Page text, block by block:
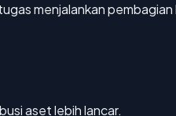
menjalankan
aset lebih lancar.